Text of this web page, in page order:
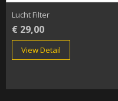
Lucht Filter
€ 29,00
View Detail